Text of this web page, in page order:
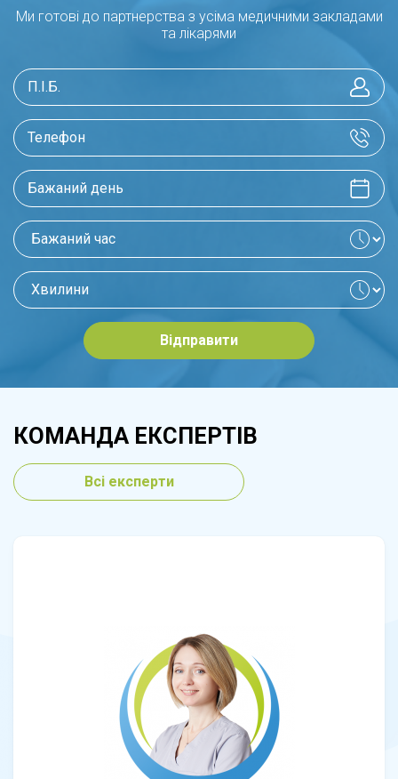
Ми готові до партнерства з усіма медичними закладами
та лікарями
Відправити
КОМАНДА ЕКСПЕРТІВ
Всі експерти